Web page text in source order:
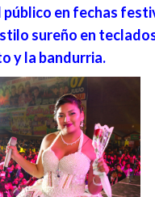
en fechas
sureño en
y la bandurria.